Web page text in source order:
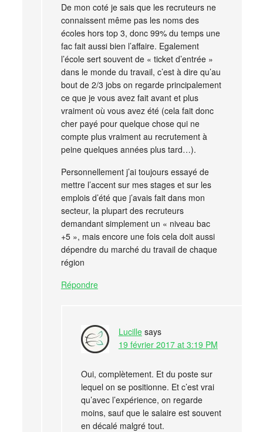
De mon coté je sais que les recruteurs ne
connaissent même pas les noms des
écoles hors top 3, donc 99% du temps une
fac fait aussi bien l’affaire. Egalement
l’école sert souvent de « ticket d’entrée »
dans le monde du travail, c’est à dire qu’au
bout de 2/3 jobs on regarde principalement
ce que je vous avez fait avant et plus
vraiment où vous avez été (cela fait donc
cher payé pour quelque chose qui ne
compte plus vraiment au recrutement à
peine quelques années plus tard…).
Personnellement j’ai toujours essayé de
mettre l’accent sur mes stages et sur les
emplois d’été que j’avais fait dans mon
secteur, la plupart des recruteurs
demandant simplement un « niveau bac
+5 », mais encore une fois cela doit aussi
dépendre du marché du travail de chaque
région
Répondre
Lucille says
19 février 2017 at 3:19 PM
Oui, complètement. Et du poste sur
lequel on se positionne. Et c’est vrai
qu’avec l’expérience, on regarde
moins, sauf que le salaire est souvent
en décalé malgré tout.